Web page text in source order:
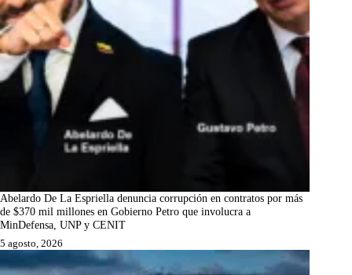
Abelardo De La Espriella denuncia corrupción en contratos por más
de $370 mil millones en Gobierno Petro que involucra a
MinDefensa, UNP y CENIT
5 agosto, 2026